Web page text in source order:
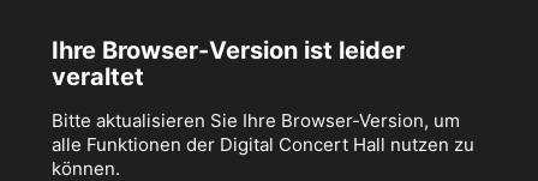
Ihre Browser-Version ist leider
veraltet
Bitte aktualisieren Sie Ihre Browser-Version, um
alle Funktionen der Digital Concert Hall nutzen zu
können.